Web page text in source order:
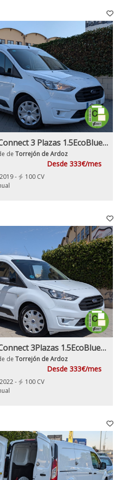
Ford Transit Connect 3 Plazas 1.5EcoBlueTrend 210 L2 4 Puertas 100Cv IVA y Garantía Inc Etiqueta C
de Torrejón de Ardoz
Desde 333€/mes
2019 -
100 CV
Ford Transit Connect 3Plazas 1.5EcoBlueTrend 210 L2 4 Puertas 100Cv IVA y Garantía Inc Etiqueta C
de Torrejón de Ardoz
Desde 333€/mes
2022 -
100 CV